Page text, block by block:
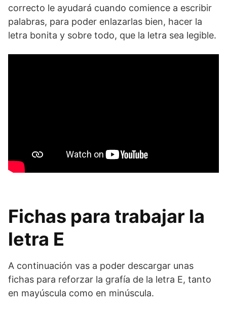
correcto le ayudará cuando comience a escribir
palabras, para poder enlazarlas bien, hacer la
letra bonita y sobre todo, que la letra sea legible.
Fichas para trabajar la
letra E
A continuación vas a poder descargar unas
fichas para reforzar la grafía de la letra E, tanto
en mayúscula como en minúscula.